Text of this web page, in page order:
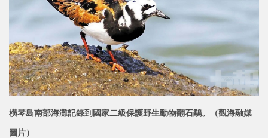
橫琴島南部海灘記錄到國家二級保護野生動物翻石鷸。（觀海融媒
圖片）